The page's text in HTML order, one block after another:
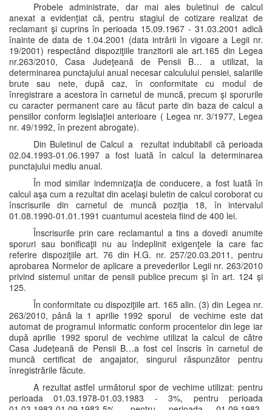
Probele administrate, dar mai ales buletinul de calcul
anexat a evidenţiat că, pentru stagiul de cotizare realizat de
reclamant şi cuprins în perioada 15.09.1967 - 31.03.2001 adică
înainte de data de 1.04.2001 (data intrării în vigoare a Legii nr.
19/2001) respectând dispoziţiile tranzitorii ale art.165 din Legea
nr.263/2010, Casa Judeţeană de Pensii B… a utilizat, la
determinarea punctajului anual necesar calculului pensiei, salariile
brute sau nete, după caz, în conformitate cu modul de
înregistrare a acestora în carnetul de muncă, precum şi sporurile
cu caracter permanent care au făcut parte din baza de calcul a
pensiilor conform legislaţiei anterioare ( Legea nr. 3/1977, Legea
nr. 49/1992, în prezent abrogate).
Din Buletinul de Calcul a rezultat indubitabil că perioada
02.04.1993-01.06.1997 a fost luată în calcul la determinarea
punctajului mediu anual.
În mod similar indemnizaţia de conducere, a fost luată în
calcul aşa cum a rezultat din acelaşi buletin de calcul coroborat cu
înscrisurile din carnetul de muncă poziţia 18, în intervalul
01.08.1990-01.01.1991 cuantumul acesteia fiind de 400 lei.
Înscrisurile prin care reclamantul a tins a dovedi anumite
sporuri sau bonificaţii nu au îndeplinit exigenţele la care fac
referire dispoziţiile art. 76 din H.G. nr. 257/20.03.2011, pentru
aprobarea Normelor de aplicare a prevederilor Legii nr. 263/2010
privind sistemul unitar de pensii publice precum şi în art. 124 şi
125.
În conformitate cu dispoziţiile art. 165 alin. (3) din Legea nr.
263/2010, până la 1 aprilie 1992 sporul de vechime este dat
automat de programul informatic conform procentelor din lege iar
după aprilie 1992 sporul de vechime utilizat la calcul de către
Casa Judeţeană de Pensii B…a fost cel înscris în carnetul de
muncă certificat de angajator, singurul răspunzător pentru
înregistrările făcute.
A rezultat astfel următorul spor de vechime utilizat: pentru
perioada 01.03.1978-01.03.1983 - 3%, pentru perioada